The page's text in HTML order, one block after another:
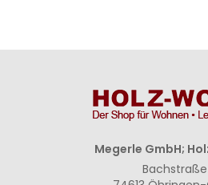
Megerle GmbH;
Bachstraße